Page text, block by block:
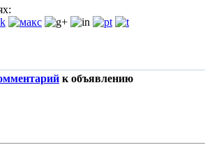
к объявлению